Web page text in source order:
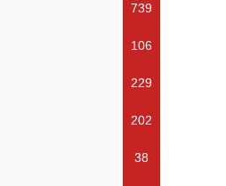
739
106
229
202
38